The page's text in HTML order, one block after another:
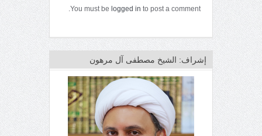
You must be logged in to post a comment.
إشراف: الشيخ مصطفى آل مرهون